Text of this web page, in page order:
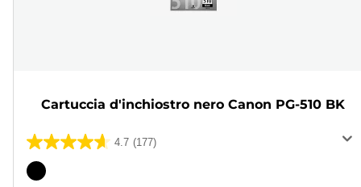
Cartuccia d'inchiostro nero Canon PG-510 BK
4.7 (177)
4.7
su
Cartuccia